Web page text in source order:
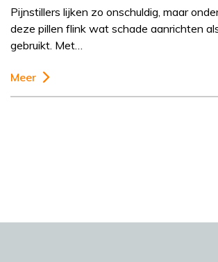
Pijnstillers lijken zo onschuldig, maar
deze pillen flink wat schade aanrichten
gebruikt. Met…
Meer